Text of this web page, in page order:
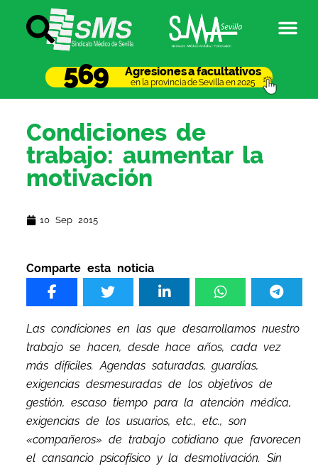
Agresiones a facultativos
en la provincia de Sevilla en 2025
569
Condiciones de
trabajo: aumentar la
motivación
10 Sep 2015
Comparte esta noticia
Las condiciones en las que desarrollamos nuestro
trabajo se hacen, desde hace años, cada vez
más difíciles. Agendas saturadas, guardias,
exigencias desmesuradas de los objetivos de
gestión, escaso tiempo para la atención médica,
exigencias de los usuarios, etc., etc., son
«compañeros» de trabajo cotidiano que favorecen
el cansancio psicofísico y la desmotivación. Sin